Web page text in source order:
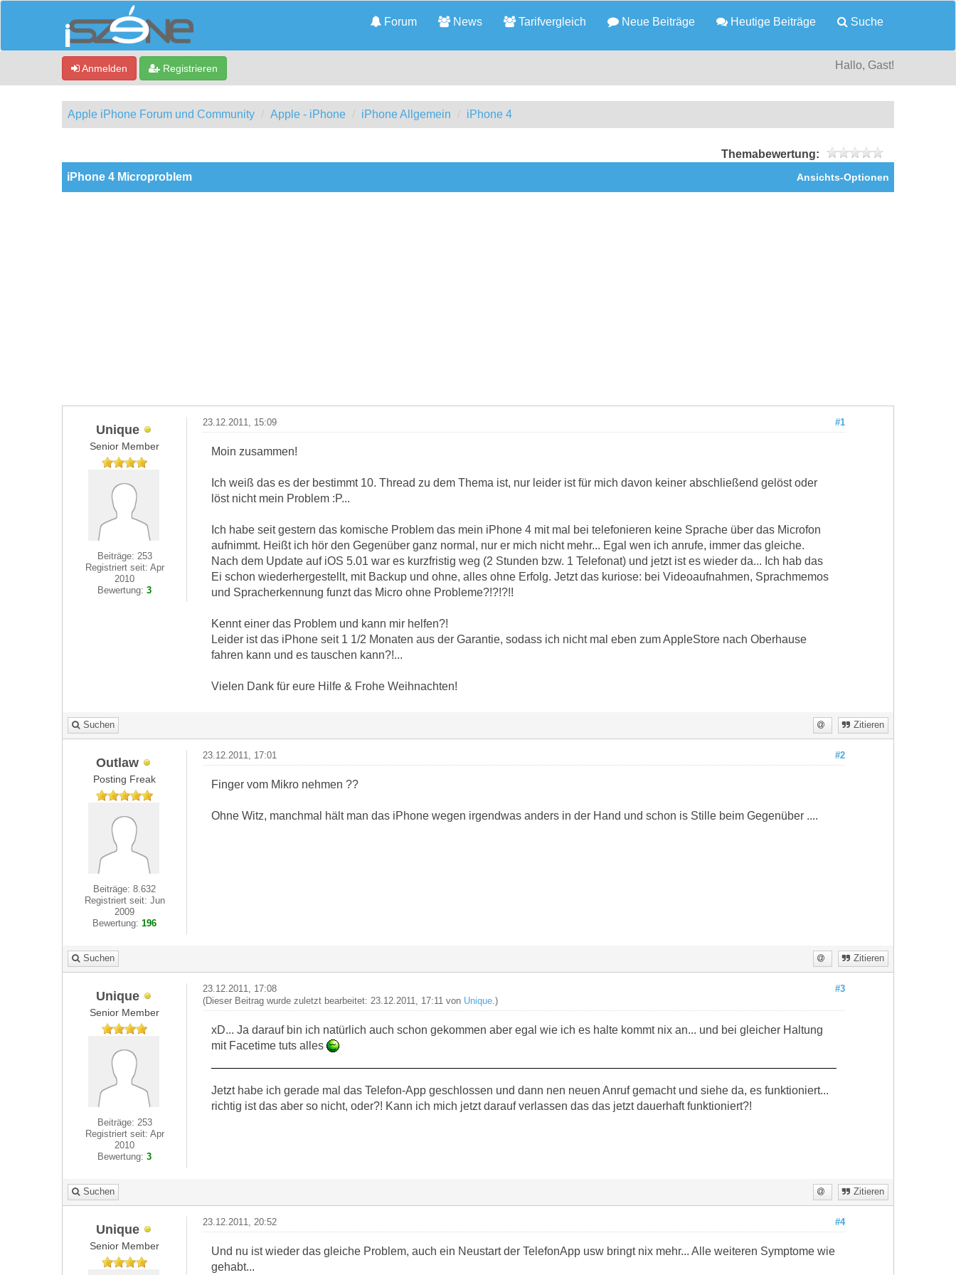
Forum News Tarifvergleich Neue Beiträge Heutige Beiträge Suche
Anmelden Registrieren Hallo, Gast!
Apple iPhone Forum und Community Apple - iPhone iPhone Allgemein iPhone 4
Themabewertung:
Ansichts-Optionen
iPhone 4 Microproblem
Unique
Senior Member
Beiträge: 253
Registriert seit: Apr
2010
Bewertung:3
#1
23.12.2011, 15:09
Moin zusammen!
Ich weiß das es der bestimmt 10. Thread zu dem Thema ist, nur leider ist für mich davon keiner abschließend gelöst oder
löst nicht mein Problem :P...
Ich habe seit gestern das komische Problem das mein iPhone 4 mit mal bei telefonieren keine Sprache über das Microfon
aufnimmt. Heißt ich hör den Gegenüber ganz normal, nur er mich nicht mehr... Egal wen ich anrufe, immer das gleiche.
Nach dem Update auf iOS 5.01 war es kurzfristig weg (2 Stunden bzw. 1 Telefonat) und jetzt ist es wieder da... Ich hab das
Ei schon wiederhergestellt, mit Backup und ohne, alles ohne Erfolg. Jetzt das kuriose: bei Videoaufnahmen, Sprachmemos
und Spracherkennung funzt das Micro ohne Probleme?!?!?!!
Kennt einer das Problem und kann mir helfen?!
Leider ist das iPhone seit 1 1/2 Monaten aus der Garantie, sodass ich nicht mal eben zum AppleStore nach Oberhause
fahren kann und es tauschen kann?!...
Vielen Dank für eure Hilfe & Frohe Weihnachten!
Suchen Zitieren
Outlaw
Posting Freak
Beiträge: 8.632
Registriert seit: Jun
2009
Bewertung:196
#2
23.12.2011, 17:01
Finger vom Mikro nehmen ??
Ohne Witz, manchmal hält man das iPhone wegen irgendwas anders in der Hand und schon is Stille beim Gegenüber ....
Suchen Zitieren
Unique
Senior Member
Beiträge: 253
Registriert seit: Apr
2010
Bewertung:3
#3
23.12.2011, 17:08
(Dieser Beitrag wurde zuletzt bearbeitet: 23.12.2011, 17:11 von Unique.)
xD... Ja darauf bin ich natürlich auch schon gekommen aber egal wie ich es halte kommt nix an... und bei gleicher Haltung
mit Facetime tuts alles
Jetzt habe ich gerade mal das Telefon-App geschlossen und dann nen neuen Anruf gemacht und siehe da, es funktioniert...
richtig ist das aber so nicht, oder?! Kann ich mich jetzt darauf verlassen das das jetzt dauerhaft funktioniert?!
Suchen Zitieren
Unique
Senior Member
#4
23.12.2011, 20:52
Und nu ist wieder das gleiche Problem, auch ein Neustart der TelefonApp usw bringt nix mehr... Alle weiteren Symptome wie
gehabt...